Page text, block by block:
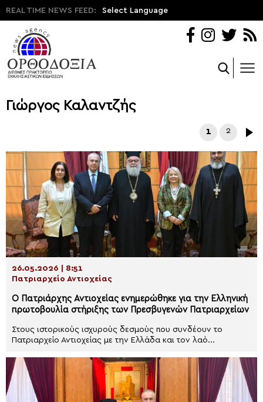
REAL TIME NEWS FEED: Select Language
Γιώργος Καλαντζής
1 2
26.05.2026 | 8:51
Πατριαρχείο Αντιοχείας
Ο Πατριάρχης Αντιοχείας ενημερώθηκε για την Ελληνική
πρωτοβουλία στήριξης των Πρεσβυγενών Πατριαρχείων
Στους ιστορικούς ισχυρούς δεσμούς που συνδέουν το
Πατριαρχείο Αντιοχείας με την Ελλάδα και τον λαό...